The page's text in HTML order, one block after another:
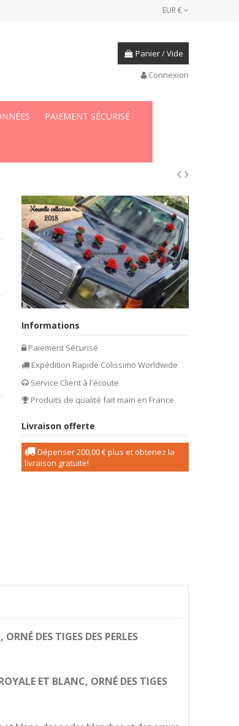
EUR €
Panier/Vide
Connexion
PAIEMENT SÉCURISÉ
Informations
Paiement Sécurisé
Expédition Rapide Colissimo Worldwide
Service Client à l'écoute
Produits de qualité fait main en France
Livraison offerte
Dépenser200,00 €plus et obtenez la
livraison gratuite!
DES TIGES DES PERLES
ET BLANC, ORNÉ DES TIGES